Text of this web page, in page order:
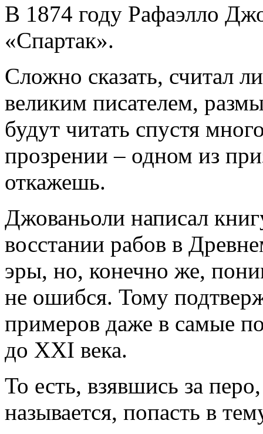
В 1874 году Рафаэлло
«Спартак».
Сложно сказать, считал
великим писателем,
будут читать спустя
прозрении – одном из
откажешь.
Джованьоли написал
восстании рабов в
эры, но, конечно же,
не ошибся. Тому
примеров даже в самые
до ХХI века.
То есть, взявшись за
называется, попасть в